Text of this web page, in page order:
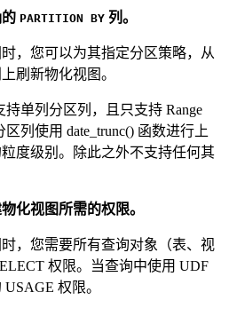
PARTITION BY 列。
，您可以为其指定分区策略，从
刷新物化视图。
持单列分区列，且只支持 Range
列使用 date_trunc() 函数进行上
度级别。除此之外不支持任何其
化视图所需的权限。
，您需要所有查询对象（表、视
权限。当查询中使用 UDF
权限。